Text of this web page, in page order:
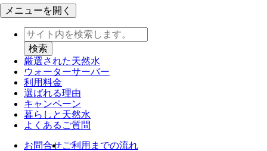
メニューを開く
厳選された天然水
ウォーターサーバー
利用料金
選ばれる理由
キャンペーン
暮らしと天然水
よくあるご質問
お問合せご利用までの流れ